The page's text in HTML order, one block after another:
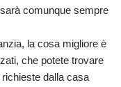
comunque sempre
la cosa migliore è
che potete trovare
dalla casa